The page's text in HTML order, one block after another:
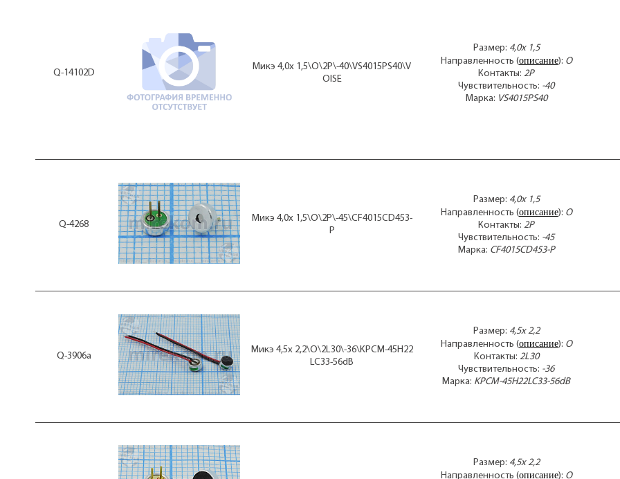
Q-14102D
Микэ 4,0x 1,5\O\2P\-40\VS4015PS40\V
OISE
Размер: 4,0x 1,5
Направленность (описание): O
Контакты:2P
Чувствительность: -40
Марка: VS4015PS40
Q-4268
Микэ 4,0x 1,5\O\2P\-45\CF4015CD453-
P
Размер: 4,0x 1,5
Направленность (описание): O
Контакты:2P
Чувствительность: -45
Марка: CF4015CD453-P
Q-3906а
Микэ 4,5x 2,2\O\2L30\-36\KPCM-45H22
LC33-56dB
Размер: 4,5x 2,2
Направленность (описание): O
Контакты: 2L30
Чувствительность: -36
Марка: KPCM-45H22LC33-56dB
Размер: 4,5x 2,2
Направленность (описание): O